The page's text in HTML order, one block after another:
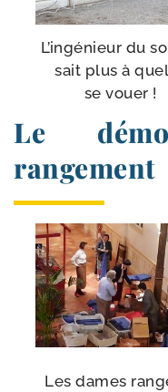
L’ingénieur du
sait plus à
se vouer !
Le
rangement
Les dames